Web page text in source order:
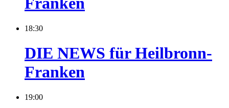
18:30
DIE NEWS für Heilbronn-
Franken
19:00